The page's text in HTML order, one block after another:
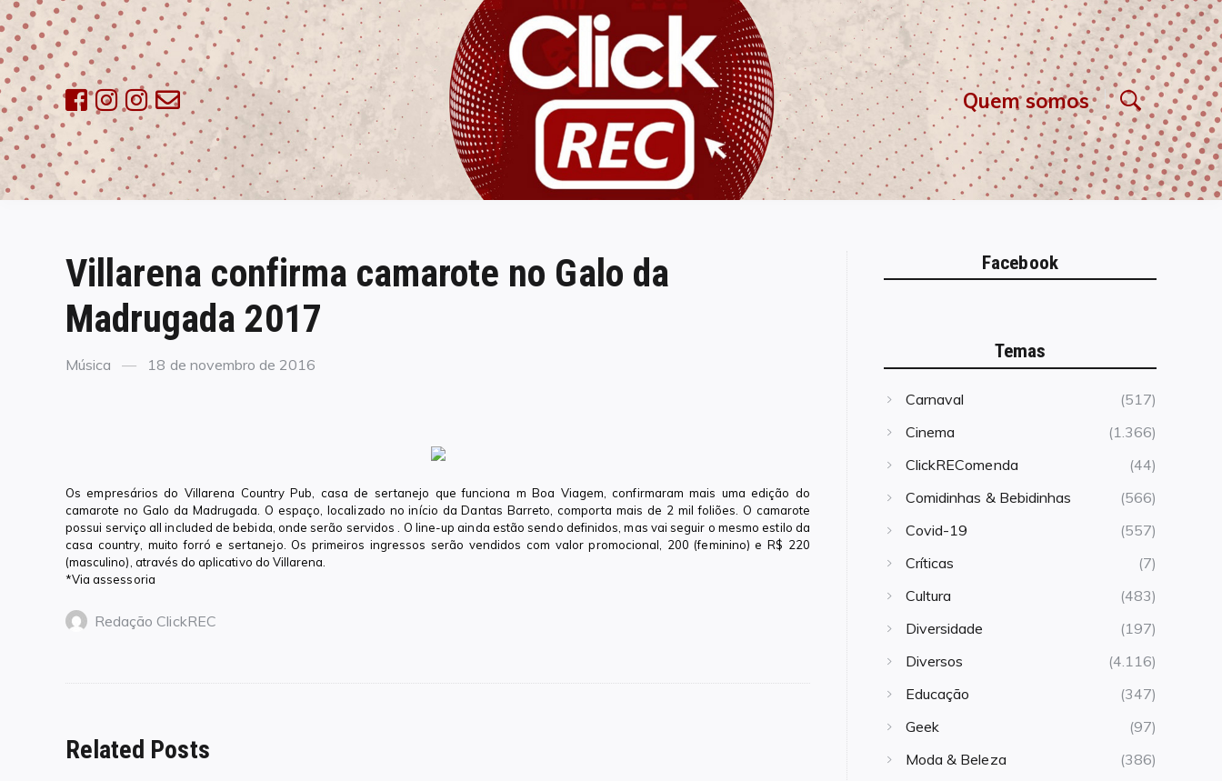
Skip
to
content
ClickREC Quem somos
Villarena confirma camarote no Galo da
Madrugada 2017
Categories
Música
Posted
18 de novembro de 2016
Os empresários do Villarena Country Pub, casa de sertanejo que funciona m Boa Viagem, confirmaram mais uma edição do
camarote no Galo da Madrugada. O espaço, localizado no início da Dantas Barreto, comporta mais de 2 mil foliões. O camarote
possui serviço all included de bebida, onde serão servidos . O line-up ainda estão sendo definidos, mas vai seguir o mesmo estilo da
casa country, muito forró e sertanejo. Os primeiros ingressos serão vendidos com valor promocional, 200 (feminino) e R$ 220
(masculino), através do aplicativo do Villarena.
*Via assessoria
Redação ClickREC
Related Posts
Facebook
Temas
Carnaval
(517)
Cinema
(1.366)
ClickREComenda
(44)
Comidinhas & Bebidinhas
(566)
Covid-19
(557)
Críticas
(7)
Cultura
(483)
Diversidade
(197)
Diversos
(4.116)
Educação
(347)
Geek
(97)
Moda & Beleza
(386)